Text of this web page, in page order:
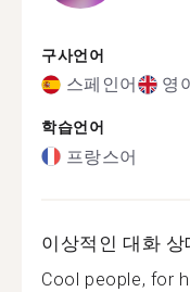
구사언어
스페인어 영
학습언어
프랑스어
이상적인 대화 상
Cool people, for